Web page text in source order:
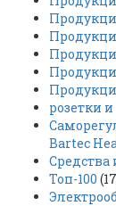
розетки
Bartec
Топ-100